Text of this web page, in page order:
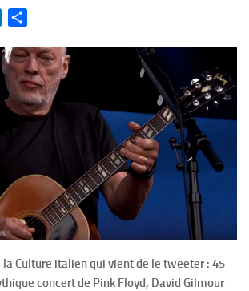
LinkedIn
la Culture italien qui vient de le tweeter : 45
concert de Pink Floyd, David Gilmour